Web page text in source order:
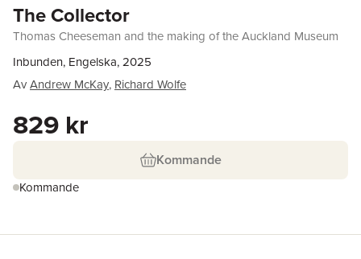
The Collector
Thomas Cheeseman and the making of the Auckland Museum
Inbunden, Engelska, 2025
AvAndrew McKay, Richard Wolfe
829 kr
Kommande
Kommande